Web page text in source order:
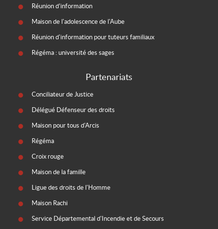
Réunion d’information
Maison de l'adolescence de l'Aube
Réunion d'information pour tuteurs familiaux
Régéma : université des sages
Partenariats
Conciliateur de Justice
Délégué Défenseur des droits
Maison pour tous d'Arcis
Régéma
Croix rouge
Maison de la famille
Ligue des droits de l'Homme
Maison Rachi
Service Départemental d'Incendie et de Secours